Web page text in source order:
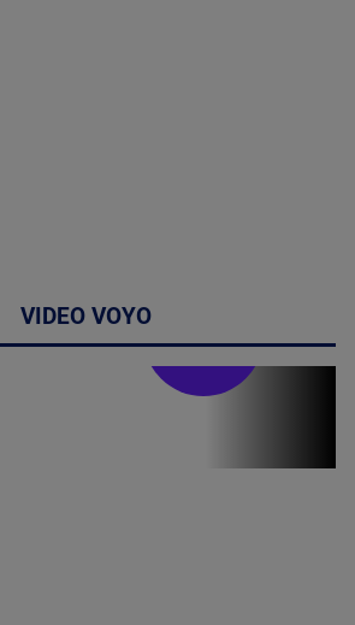
VIDEO VOYO
Stirile PRO TV